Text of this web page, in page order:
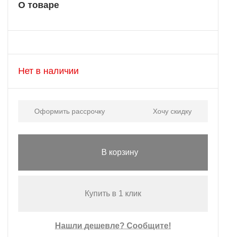
О товаре
Нет в наличии
Оформить рассрочку Хочу скидку
В корзину
Купить в 1 клик
Нашли дешевле? Сообщите!